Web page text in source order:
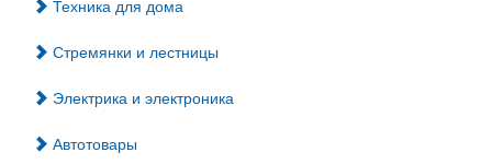
Техника для дома
Стремянки и лестницы
Электрика и электроника
Автотовары